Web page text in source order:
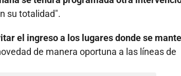
su totalidad".
el ingreso a los lugares donde se
de manera oportuna a las líneas de